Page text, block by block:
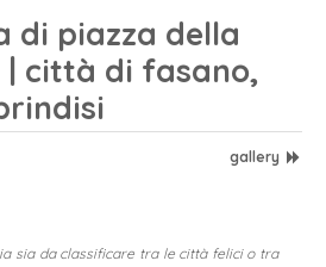
di piazza della
città di fasano,
gallery
sia da classificare tra le città felici o tra